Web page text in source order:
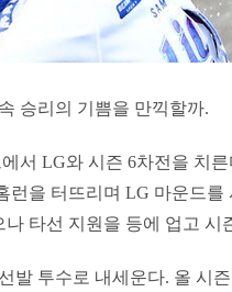
승리의 기쁨을 만끽할까.
서 LG와 시즌 6차전을 치른
런을 터뜨리며 LG 마운드를
타선 지원을 등에 업고 시
발 투수로 내세운다. 올 시